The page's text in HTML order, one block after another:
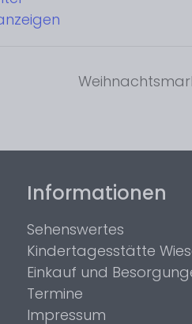
Informationen
Sehenswertes
Kindertagesstätte
Einkauf und
Termine
Impressum